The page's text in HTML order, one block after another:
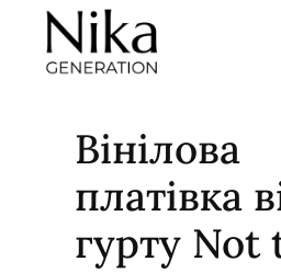
Перейти
вмісту
Вінілова
платівка
гурту Not